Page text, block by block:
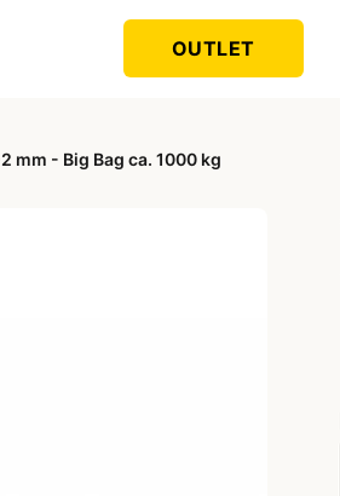
OUTLET
mm - Big Bag ca. 1000 kg